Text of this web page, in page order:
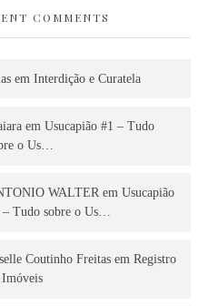
COMMENTS
em Interdição e Curatela
em Usucapião #1 – Tudo
o Us…
WALTER em Usucapião
– Tudo sobre o Us…
Coutinho Freitas em Registro
Imóveis